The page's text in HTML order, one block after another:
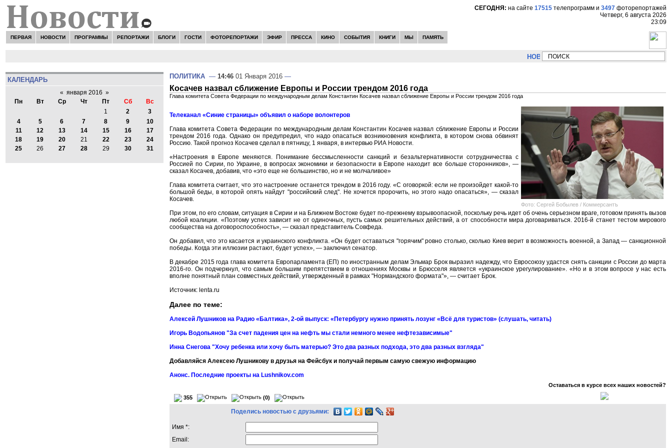
СЕГОДНЯ: на сайте 17515 телепрограмм и 3497 фоторепортажей
Четверг, 6 августа 2026
23:09
ПЕРВАЯ НОВОСТИ ПРОГРАММЫ РЕПОРТАЖИ БЛОГИ ГОСТИ ФОТОРЕПОРТАЖИ ЭФИР ПРЕССА КИНО СОБЫТИЯ КНИГИ МЫ ПАМЯТЬ
НОВОСТИ: Сергей Цыпляев "Мир как никогда
КАЛЕНДАРЬ
« января 2016 »
Пн
Вт Ср Чт Пт Сб
Вс
1
2
3
4
5 6 7 8 9
10
11
12 13 14 15 16
17
18
19 20 21 22 23
24
25
26 27 28 29 30 31
ПОЛИТИКА — 14:46 01 Января 2016 —
Косачев назвал сближение Европы и России трендом 2016 года
Глава комитета Совета Федерации по международным делам Константин Косачев назвал сближение Европы и России трендом 2016 года
Фото: Сергей Бобылев / Коммерсантъ
Телеканал «Синие страницы» объявил о наборе волонтеров
Глава комитета Совета Федерации по международным делам Константин Косачев назвал сближение Европы и России
трендом 2016 года. Однако он предупредил, что надо опасаться возникновения конфликта, в котором снова обвинят
Россию. Такой прогноз Косачев сделал в пятницу, 1 января, в интервью РИА Новости.
«Настроения в Европе меняются. Понимание бессмысленности санкций и безальтернативности сотрудничества с
Россией по Сирии, по Украине, в вопросах экономики и безопасности в Европе находит все больше сторонников», —
сказал Косачев, добавив, что «это еще не большинство, но и не молчаливое»
Глава комитета считает, что это настроение останется трендом в 2016 году. «С оговоркой: если не произойдет какой-то
большой беды, в которой опять найдут "российский след". Не хочется пророчить, но этого надо опасаться», — сказал
Косачев.
При этом, по его словам, ситуация в Сирии и на Ближнем Востоке будет по-прежнему взрывоопасной, поскольку речь идет об очень серьезном враге, готовом принять вызов
любой коалиции. «Поэтому успех зависит не от одиночных, пусть самых решительных действий, а от способности мира договариваться. 2016-й станет тестом мирового
сообщества на договороспособность», — сказал представитель Совфеда.
Он добавил, что это касается и украинского конфликта. «Он будет оставаться "горячим" ровно столько, сколько Киев верит в возможность военной, а Запад — санкционной
победы. Когда эти иллюзии растают, будет успех», — заключил сенатор.
В декабре 2015 года глава комитета Европарламента (ЕП) по иностранным делам Эльмар Брок выразил надежду, что Евросоюзу удастся снять санкции с России до марта
2016-го. Он подчеркнул, что самым большим препятствием в отношениях Москвы и Брюсселя является «украинское урегулирование». «Но и в этом вопросе у нас есть
вполне понятный план совместных действий, утвержденный в рамках "Нормандского формата"», — считает Брок.
Источник: lenta.ru
Далее по теме:
Алексей Лушников на Радио «Балтика», 2-ой выпуск: «Петербургу нужно принять лозунг «Всё для туристов» (слушать, читать)
Игорь Водопьянов "За счет падения цен на нефть мы стали немного менее нефтезависимые"
Инна Снегова "Хочу ребенка или хочу быть матерью? Это два разных подхода, это два разных взгляда"
Добавляйся Алексею Лушникову в друзья на Фейсбук и получай первым самую свежую информацию
Анонс. Последние проекты на Lushnikov.com
Оставаться в курсе всех наших новостей?
355 (0)
Поделись новостью с друзьями:
Имя *:
Email: